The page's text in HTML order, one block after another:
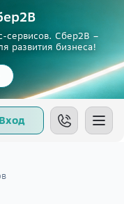
сервисов. Сбер2В –
развития бизнеса!
Вход